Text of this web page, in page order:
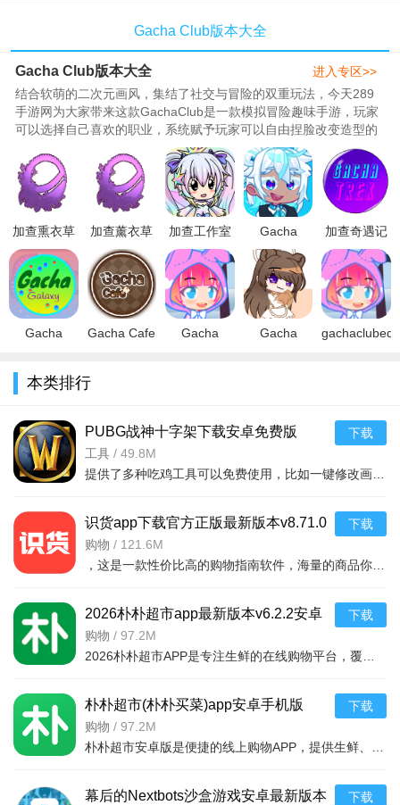
Gacha Club版本大全
Gacha Club版本大全
结合软萌的二次元画风，集结了社交与冒险的双重玩法，今天289
手游网为大家带来这款GachaClub是一款模拟冒险趣味手游，玩家
可以选择自己喜欢的职业，系统赋予玩家可以自由捏脸改变造型的
能力，丰富的装扮系统也是可以自由搭配，还有趣味的社交战斗玩
法，感兴趣的朋友记得来289手游网下载GachaClub。..
进入专区>>
加查熏衣草
汉化安卓版
下载2023免
费版
（Gacha
Lavender）
v1.3.
加查薰衣草
Gacha
lavender汉
化官方正版
v1.3.4官方
最新安卓版
加查工作室
(gacha
studio)内置
菜单全角色
免费下载
2022最新汉
化版v
Gacha
Designr加查
设计师俱乐
部下载2022
完整中文版
v27.29.9
加查奇遇记
Gacha Trek
下载手机版
中文版
v1.2.1安卓
版
Gacha
下载安卓最
安卓版
Gacha Cafe
安卓版
Gacha
v1.1.0最
Gacha
v1.1.0最新
安
本类排行
PUBG战神十字架下载安卓免费版
v7.68.0安卓免费版
工具 / 49.8M
下载
识货app下载官方正版最新版本v8.71.0
安卓版
购物 / 121.6M
下载
2026朴朴超市app最新版本v6.2.2安卓
最新版
购物 / 97.2M
下载
朴朴超市(朴朴买菜)app安卓手机版
v6.2.2安卓版
购物 / 97.2M
下载
幕后的Nextbots沙盒游戏安卓最新版本
下载